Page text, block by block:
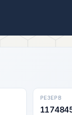
РЕЗЕРВ